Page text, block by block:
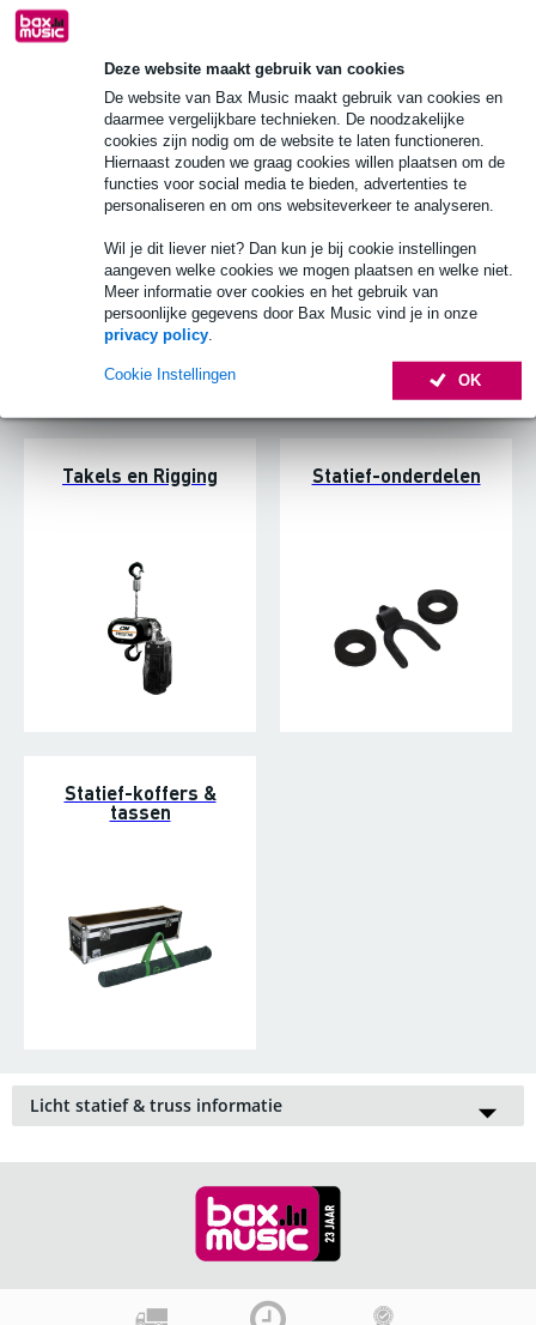
Deze website maakt gebruik van cookies
De website van Bax Music maakt gebruik van cookies en
daarmee vergelijkbare technieken. De noodzakelijke
cookies zijn nodig om de website te laten functioneren.
Hiernaast zouden we graag cookies willen plaatsen om de
functies voor social media te bieden, advertenties te
personaliseren en om ons websiteverkeer te analyseren.
Wil je dit liever niet? Dan kun je bij cookie instellingen
aangeven welke cookies we mogen plaatsen en welke niet.
Meer informatie over cookies en het gebruik van
persoonlijke gegevens door Bax Music vind je in onze
privacy policy
OK
Cookie Instellingen
Truss/statief adapters Haken & Safetys
Takels en Rigging Statief-onderdelen
Statief-koffers &
tassen
Licht statief & truss informatie
verlichtingsproducten, dus ook de nodige lichtstatieven en
het gebied van zowel truss als verlichting-standaards. Denk
bijvoorbeeld aan driepoot-statieven, windup-statieven en het
nodige toebehoren, zoals t-bars, tassen, G-haken en statief-
adapters. Daarnaast treft u de meest uiteenlopende soorten
en lichteffecten op een praktische en veilige manier op te